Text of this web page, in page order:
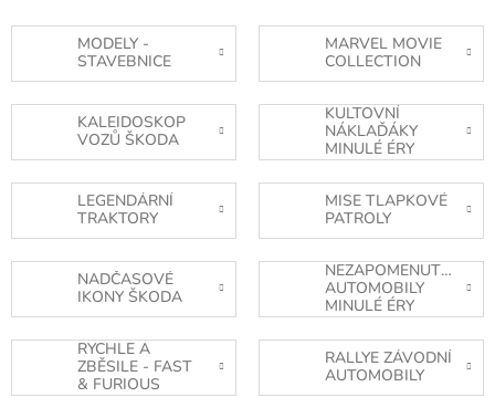
MODELY -
STAVEBNICE
MARVEL MOVIE
COLLECTION
KALEIDOSKOP
VOZŮ ŠKODA
KULTOVNÍ
NÁKLAĎÁKY
MINULÉ ÉRY
LEGENDÁRNÍ
TRAKTORY
MISE TLAPKOVÉ
PATROLY
NADČASOVÉ
IKONY ŠKODA
NEZAPOMENUTELNÉ
AUTOMOBILY
MINULÉ ÉRY
RYCHLE A
ZBĚSILE - FAST
& FURIOUS
RALLYE ZÁVODNÍ
AUTOMOBILY